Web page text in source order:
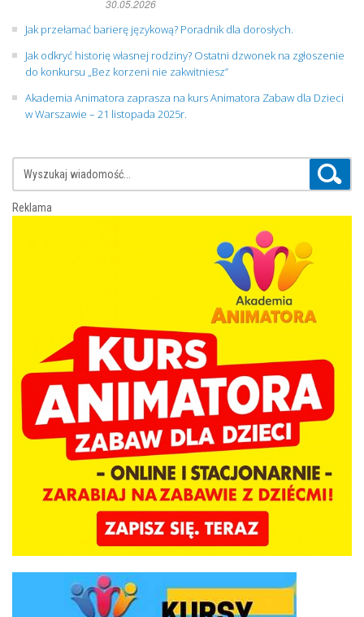
30.05.2026
Jak przełamać barierę językową? Poradnik dla dorosłych.
Jak odkryć historię własnej rodziny? Ostatni dzwonek na zgłoszenie
do konkursu „Bez korzeni nie zakwitniesz”
Akademia Animatora zaprasza na kurs Animatora Zabaw dla Dzieci
w Warszawie – 21 listopada 2025r.
Reklama